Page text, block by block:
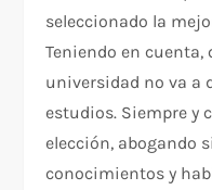
seleccionado la
Teniendo en cuenta,
universidad no va a
estudios. Siempre y
elección, abogando
conocimientos y